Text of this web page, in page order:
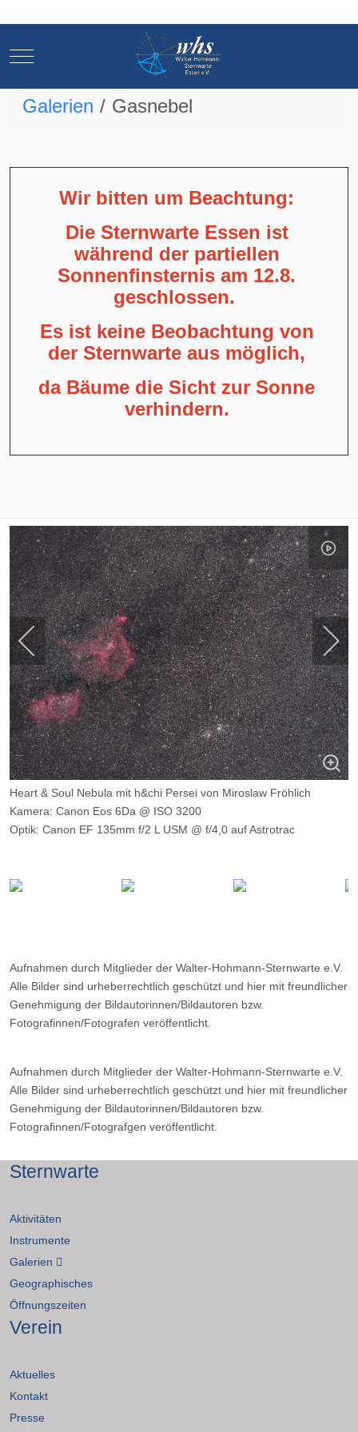
Mobile Menu Toggle
Galerien Gasnebel
Wir bitten um Beachtung:
Die Sternwarte Essen ist
während der partiellen
Sonnenfinsternis am 12.8.
geschlossen.
Es ist keine Beobachtung von
der Sternwarte aus möglich,
da Bäume die Sicht zur Sonne
verhindern.
Heart & Soul Nebula mit h&chi Persei von Miroslaw Fröhlich
Kamera: Canon Eos 6Da @ ISO 3200
Optik: Canon EF 135mm f/2 L USM @ f/4,0 auf Astrotrac
Ort: Oberholte
Aufnahmen durch Mitglieder der Walter-Hohmann-Sternwarte e.V.
Alle Bilder sind urheberrechtlich geschützt und hier mit freundlicher
Genehmigung der Bildautorinnen/Bildautoren bzw.
Fotografinnen/Fotografen veröffentlicht.
Aufnahmen durch Mitglieder der Walter-Hohmann-Sternwarte e.V.
Alle Bilder sind urheberrechtlich geschützt und hier mit freundlicher
Genehmigung der Bildautorinnen/Bildautoren bzw.
Fotografinnen/Fotografgen veröffentlicht.
Sternwarte
Aktivitäten
Instrumente
Galerien
Geographisches
Öffnungszeiten
Verein
Aktuelles
Kontakt
Presse